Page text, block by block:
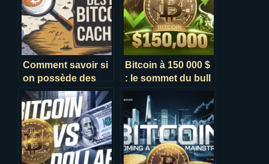
Comment savoir si
on possède des
bitcoins en 2025 ?
Bitcoin à 150 000 $
: le sommet du bull
run en approche ?